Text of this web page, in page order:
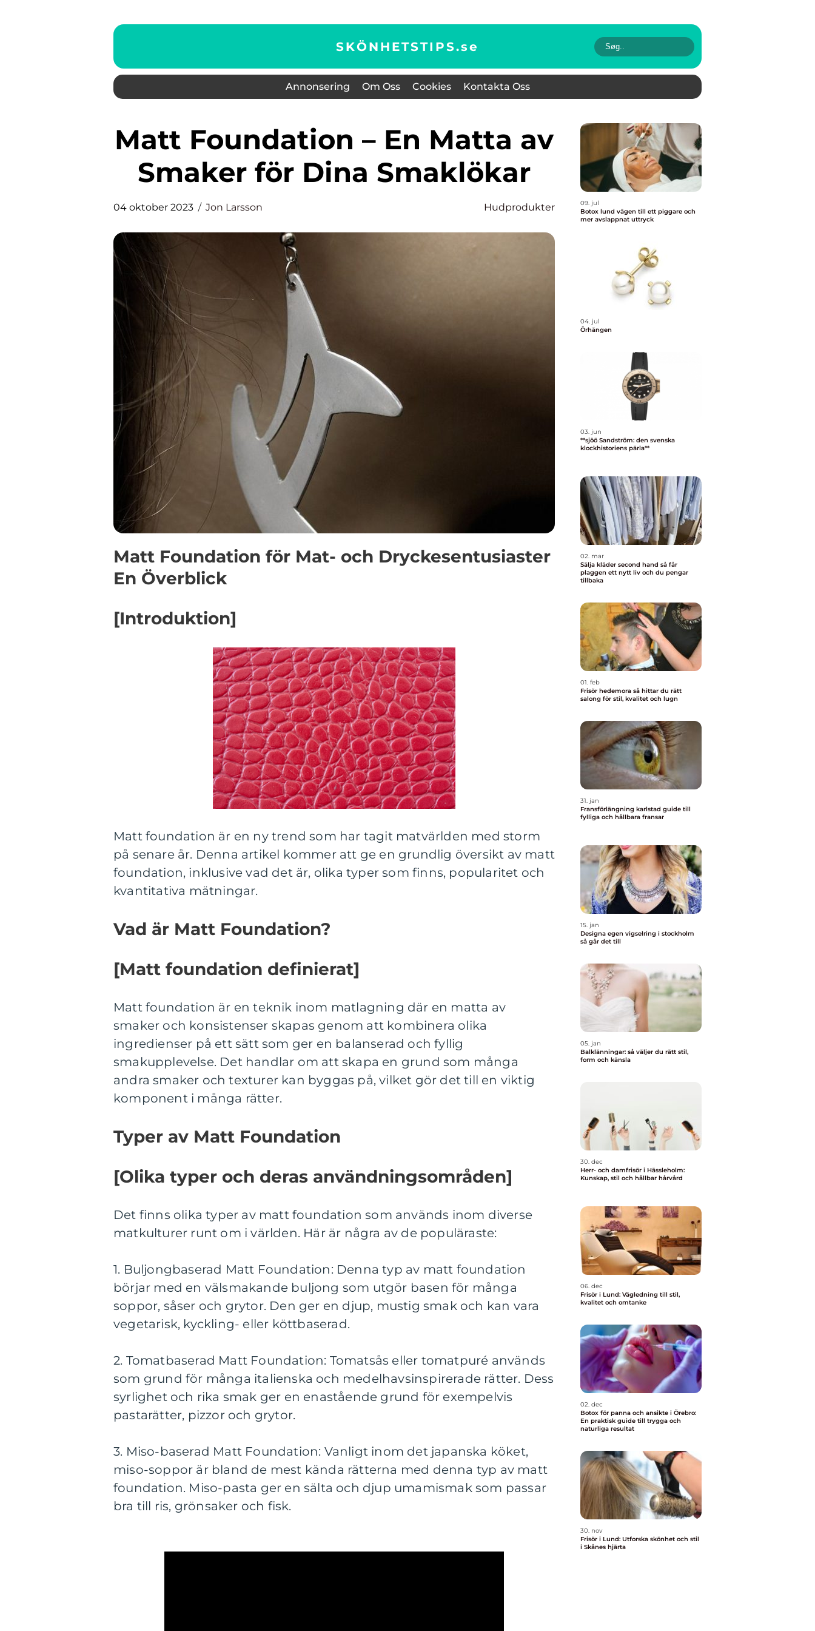
SKÖNHETSTIPS.se
Annonsering Om Oss Cookies Kontakta Oss
Matt Foundation – En Matta av
Smaker för Dina Smaklökar
04 oktober 2023 Jon Larsson Hudprodukter
Matt Foundation för Mat- och Dryckesentusiaster
En Överblick
[Introduktion]
Matt foundation är en ny trend som har tagit matvärlden med storm
på senare år. Denna artikel kommer att ge en grundlig översikt av matt
foundation, inklusive vad det är, olika typer som finns, popularitet och
kvantitativa mätningar.
Vad är Matt Foundation?
[Matt foundation definierat]
Matt foundation är en teknik inom matlagning där en matta av
smaker och konsistenser skapas genom att kombinera olika
ingredienser på ett sätt som ger en balanserad och fyllig
smakupplevelse. Det handlar om att skapa en grund som många
andra smaker och texturer kan byggas på, vilket gör det till en viktig
komponent i många rätter.
Typer av Matt Foundation
[Olika typer och deras användningsområden]
Det finns olika typer av matt foundation som används inom diverse
matkulturer runt om i världen. Här är några av de populäraste:
1. Buljongbaserad Matt Foundation: Denna typ av matt foundation
börjar med en välsmakande buljong som utgör basen för många
soppor, såser och grytor. Den ger en djup, mustig smak och kan vara
vegetarisk, kyckling- eller köttbaserad.
2. Tomatbaserad Matt Foundation: Tomatsås eller tomatpuré används
som grund för många italienska och medelhavsinspirerade rätter. Dess
syrlighet och rika smak ger en enastående grund för exempelvis
pastarätter, pizzor och grytor.
3. Miso-baserad Matt Foundation: Vanligt inom det japanska köket,
miso-soppor är bland de mest kända rätterna med denna typ av matt
foundation. Miso-pasta ger en sälta och djup umamismak som passar
bra till ris, grönsaker och fisk.
09. jul
Botox lund vägen till ett piggare och
mer avslappnat uttryck
04. jul
Örhängen
03. jun
**sjöö Sandström: den svenska
klockhistoriens pärla**
02. mar
Sälja kläder second hand så får
plaggen ett nytt liv och du pengar
tillbaka
01. feb
Frisör hedemora så hittar du rätt
salong för stil, kvalitet och lugn
31. jan
Fransförlängning karlstad guide till
fylliga och hållbara fransar
15. jan
Designa egen vigselring i stockholm
så går det till
05. jan
Balklänningar: så väljer du rätt stil,
form och känsla
30. dec
Herr- och damfrisör i Hässleholm:
Kunskap, stil och hållbar hårvård
06. dec
Frisör i Lund: Vägledning till stil,
kvalitet och omtanke
02. dec
Botox för panna och ansikte i Örebro:
En praktisk guide till trygga och
naturliga resultat
30. nov
Frisör i Lund: Utforska skönhet och stil
i Skånes hjärta